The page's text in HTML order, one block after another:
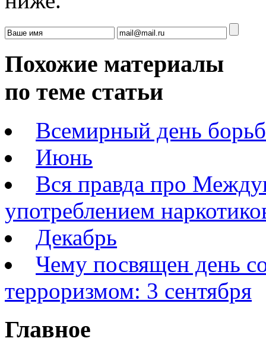
Похожие материалы
по теме статьи
Всемирный день
Июнь
Вся правда про
употреблением
Декабрь
Чему посвящен день
терроризмом: 3 сентября
Главное